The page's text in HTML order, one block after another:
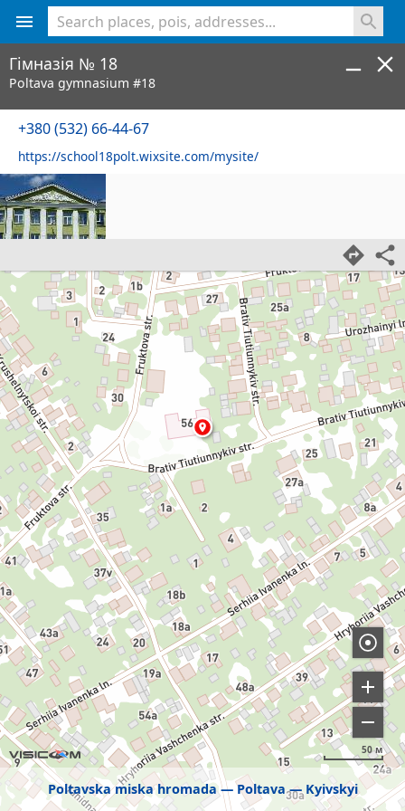
Poltavska miska hromada Poltava Kyivskyi
50 м
Гімназія № 18
Poltava gymnasium #18
+380 (532) 66-44-67
https://school18polt.wixsite.com/mysite/
<% console.log(hcard) %>